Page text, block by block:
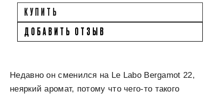
КУПИТЬ
ДОБАВИТЬ ОТЗЫВ
Недавно он сменился на Le Labo Bergamot 22,
неяркий аромат, потому что чего-то такого